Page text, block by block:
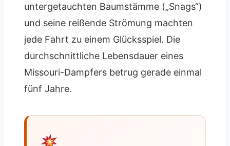
untergetauchten Baumstämme („Snags“)
und seine reißende Strömung machten
jede Fahrt zu einem Glücksspiel. Die
durchschnittliche Lebensdauer eines
Missouri-Dampfers betrug gerade einmal
fünf Jahre.